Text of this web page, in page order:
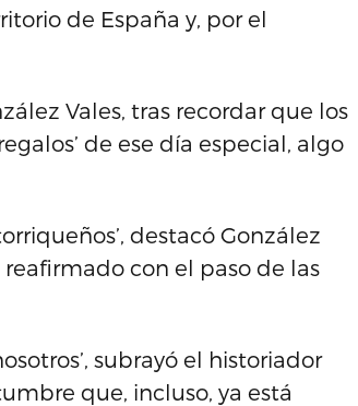
de España y, por el
Vales, tras recordar que los
de ese día especial, algo
destacó González
con el paso de las
subrayó el historiador
que, incluso, ya está